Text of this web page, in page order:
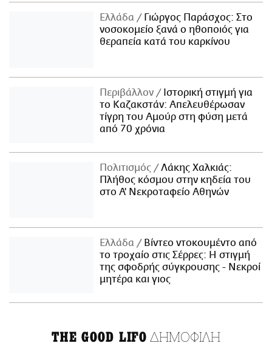
Ελλάδα
Γιώργος Παράσχος: Στο
νοσοκομείο ξανά ο ηθοποιός για
θεραπεία κατά του καρκίνου
Περιβάλλον
Ιστορική στιγμή για
το Καζακστάν: Απελευθέρωσαν
τίγρη του Αμούρ στη φύση μετά
από 70 χρόνια
Πολιτισμός
Λάκης Χαλκιάς:
Πλήθος κόσμου στην κηδεία του
στο Α' Νεκροταφείο Αθηνών
Ελλάδα
Βίντεο ντοκουμέντο από
το τροχαίο στις Σέρρες: Η στιγμή
της σφοδρής σύγκρουσης - Νεκροί
μητέρα και γιος
THE GOOD LIFO ΔΗΜΟΦΙΛΗ